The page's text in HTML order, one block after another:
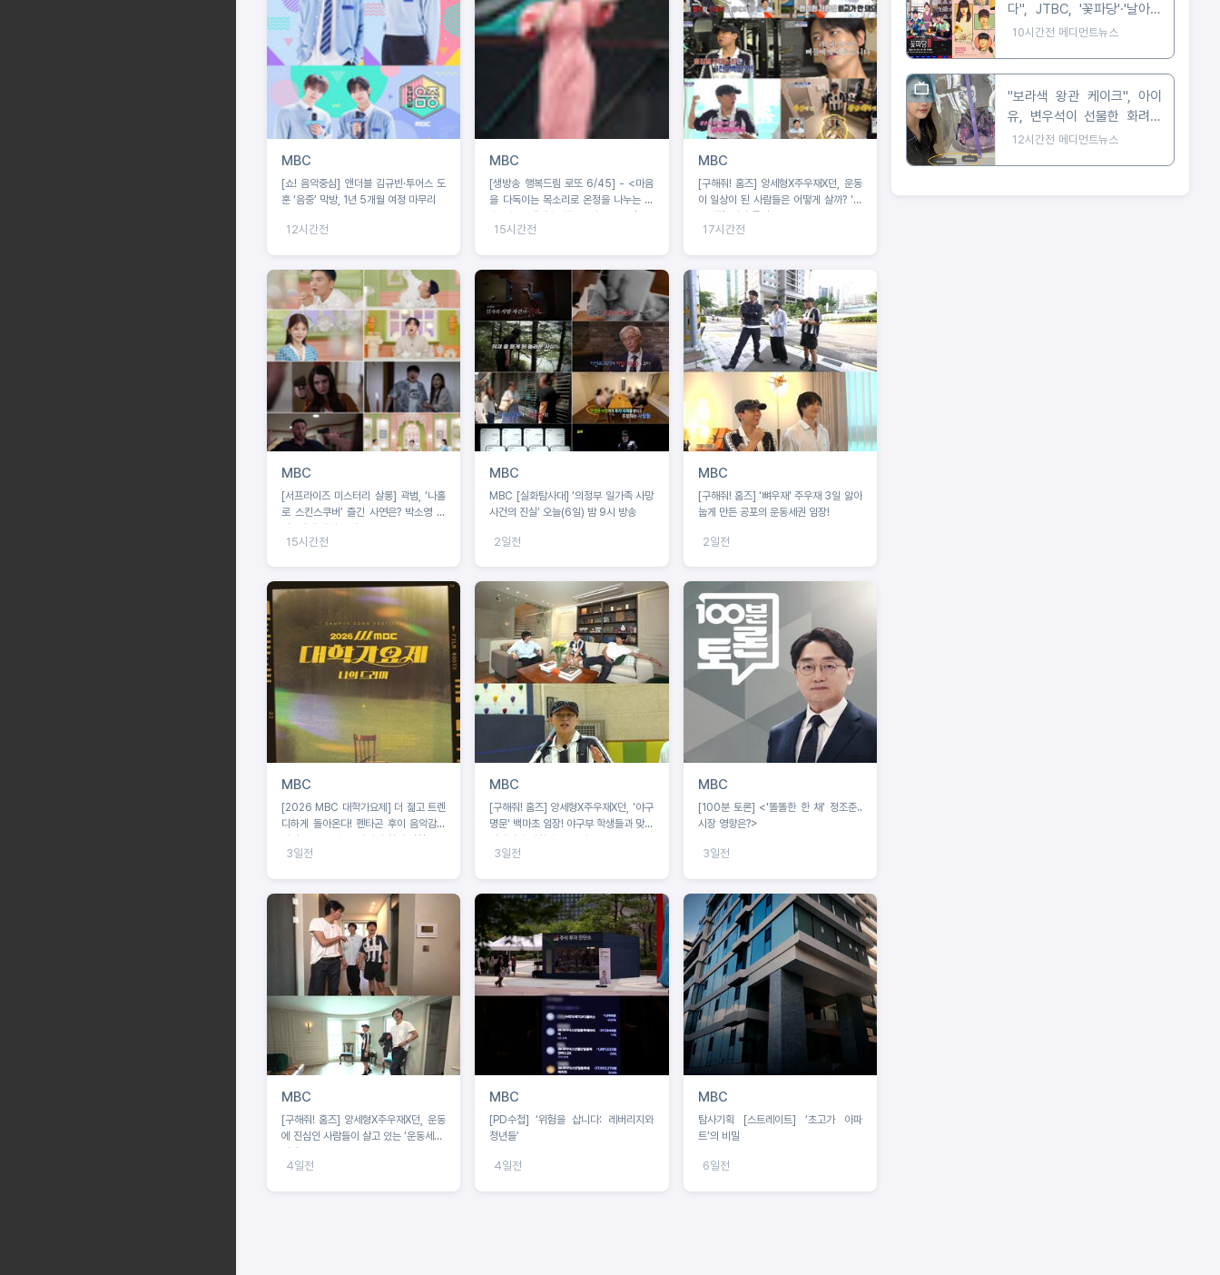
MBC
[쇼! 음악중심] 앤더블 김규빈·투어스 도
훈 ‘음중’ 막방, 1년 5개월 여정 마무리
12시간전
MBC
[생방송 행복드림 로또 6/45] - <마음
을 다독이는 목소리로 온정을 나누는 가
황금손 출연>
15시간전
MBC
[구해줘! 홈즈] 양세형X주우재X던, 운동
이 일상이 된 사람들은 어떻게 살까? '운
17시간전
MBC
[서프라이즈 미스터리 살롱] 곽범, ‘나홀
로 스킨스쿠버’ 즐긴 사연은? 박소영 아
나 “절대 이해 못해!”
15시간전
MBC
MBC [실화탐사대] ‘의정부 일가족 사망
사건의 진실’ 오늘(6일) 밤 9시 방송
2일전
MBC
[구해줘! 홈즈] '뼈우재' 주우재 3일 앓아
눕게 만든 공포의 운동세권 임장!
2일전
MBC
[2026 MBC 대학가요제] 더 젊고 트렌
디하게 돌아온다! 펜타곤 후이 음악감독
3일전
MBC
[구해줘! 홈즈] 양세형X주우재X던, '야구
명문' 백마초 임장! 야구부 학생들과 맞대
3일전
MBC
[100분 토론] <'똘똘한 한 채' 정조준‥
시장 영향은?>
3일전
MBC
[구해줘! 홈즈] 양세형X주우재X던, 운동
에 진심인 사람들이 살고 있는 ‘운동세권’
임장!
4일전
MBC
[PD수첩] ‘위험을 삽니다: 레버리지와
청년들’
4일전
MBC
탐사기획 [스트레이트] ‘초고가 아파
트’의 비밀
6일전
다", JTBC, '꽃파당'·'날아올
라라 나비' 잇따라 편성
10시간전 메디먼트뉴스
"보라색 왕관 케이크", 아이
유, 변우석이 선물한 화려한
생일 케이크 인증
12시간전 메디먼트뉴스